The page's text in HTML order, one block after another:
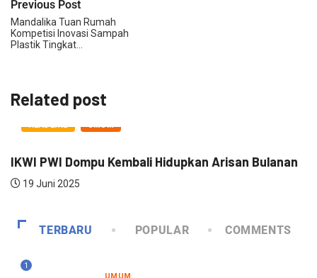
Previous Post
Mandalika Tuan Rumah
Kompetisi Inovasi Sampah
Plastik Tingkat…
Related post
IKWI PWI Dompu Kembali Hidupkan Arisan Bulanan
19 Juni 2025
TERBARU POPULAR COMMENTS
1
UMUM